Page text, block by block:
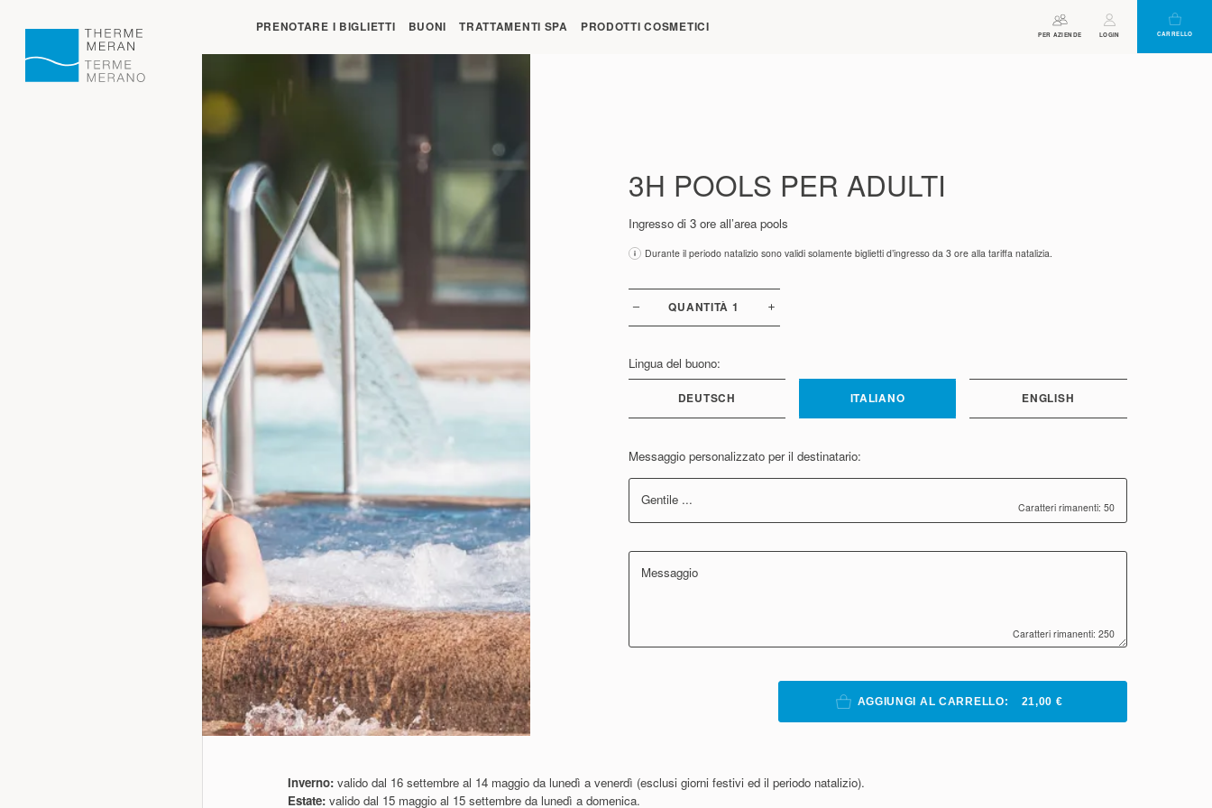
Chiuso:apre alle ore 09:00 ASSISTENTE BUONO CARRELLO
PRENOTARE I BIGLIETTI BUONI TRATTAMENTI SPA PRODOTTI COSMETICI
PER AZIENDE LOGIN
3H POOLS PER ADULTI
Ingresso di 3 ore all’area pools
Durante il periodo natalizio sono validi solamente biglietti d’ingresso da 3 ore alla tariffa natalizia.
QUANTITÀ 1
Lingua del buono:
DEUTSCH ITALIANO ENGLISH
Messaggio personalizzato per il destinatario:
Gentile ... Caratteri rimanenti: 50
Messaggio
Caratteri rimanenti: 250
AGGIUNGI AL CARRELLO: 21,00 €
Inverno:valido dal 16 settembre al 14 maggio da lunedì a venerdì (esclusi giorni festivi ed il periodo natalizio).
Estate: valido dal 15 maggio al 15 settembre da lunedì a domenica.